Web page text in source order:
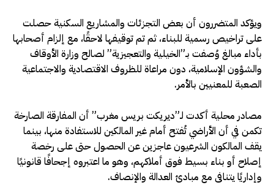
ويؤكد المتضررون أن بعض التجزئات والمشاريع السكنية حصلت
على تراخيص رسمية للبناء، ثم تم توقيفها لاحقًا، مع إلزام أصحابها
بأداء مبالغ وُصفت بـ”الخيلية والتعجيزية” لصالح وزارة الأوقاف
والشؤون الإسلامية، دون مراعاة للظروف الاقتصادية والاجتماعية
الصعبة للمعنيين بالأمر.
مصادر محلية أكدت لـ”ديريكت بريس مغرب” أن المفارقة الصارخة
تكمن في أن الأراضي تُفتح أمام غير المالكين للاستفادة منها، بينما
يقف المالكون الشرعيون عاجزين عن الحصول حتى على رخصة
إصلاح أو بناء بسيط فوق أملاكهم، وهو ما اعتبروه إجحافًا قانونيًا
وإداريًا يتنافى مع مبادئ العدالة والإنصاف.